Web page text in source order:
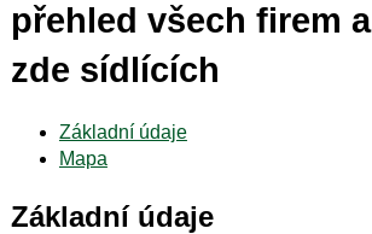
přehled všech firem
zde sídlících
Základní údaje
Mapa
Základní údaje